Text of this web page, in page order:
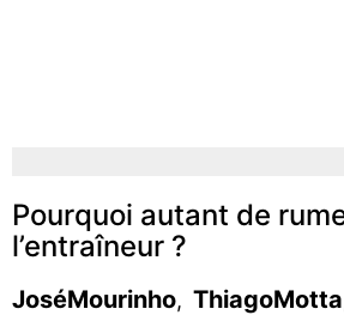
Pourquoi autant de
l’entraîneur ?
JoséMourinho, ThiagoMotta